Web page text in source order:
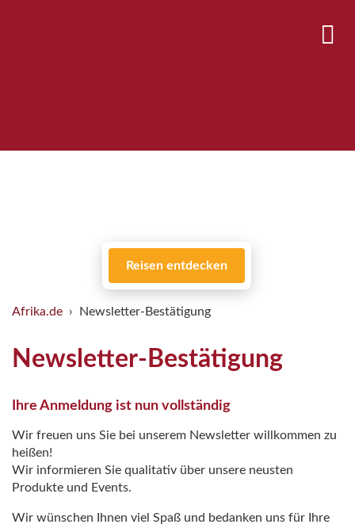
Reisen entdecken
Afrika.de Newsletter-Bestätigung
Newsletter-Bestätigung
Ihre Anmeldung ist nun vollständig
Wir freuen uns Sie bei unserem Newsletter willkommen zu
heißen!
Wir informieren Sie qualitativ über unsere neusten
Produkte und Events.
Wir wünschen Ihnen viel Spaß und bedanken uns für Ihre